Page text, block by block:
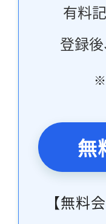
有料
登録
※
無
【無料